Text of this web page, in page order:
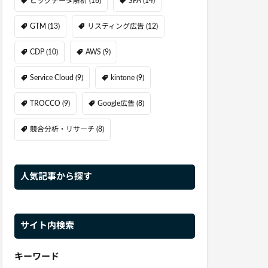
GTM (13) リスティング広告 (12)
CDP (10) AWS (9)
Service Cloud (9) kintone (9)
TROCCO (9) Google広告 (8)
競合分析・リサーチ (8)
人気記事から探す
サイト内検索
キーワード